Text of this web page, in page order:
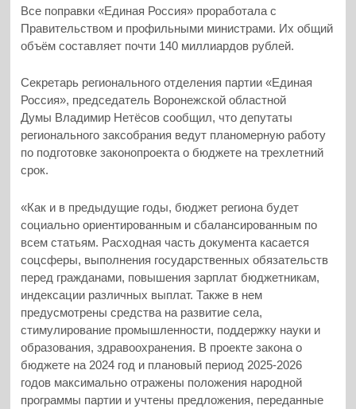
Все поправки «Единая Россия» проработала с
Правительством и профильными министрами. Их общий
объём составляет почти 140 миллиардов рублей.
Секретарь регионального отделения партии «Единая
Россия», председатель Воронежской областной
Думы Владимир Нетёсов сообщил, что депутаты
регионального заксобрания ведут планомерную работу
по подготовке законопроекта о бюджете на трехлетний
срок.
«Как и в предыдущие годы, бюджет региона будет
социально ориентированным и сбалансированным по
всем статьям. Расходная часть документа касается
соцсферы, выполнения государственных обязательств
перед гражданами, повышения зарплат бюджетникам,
индексации различных выплат. Также в нем
предусмотрены средства на развитие села,
стимулирование промышленности, поддержку науки и
образования, здравоохранения. В проекте закона о
бюджете на 2024 год и плановый период 2025-2026
годов максимально отражены положения народной
программы партии и учтены предложения, переданные